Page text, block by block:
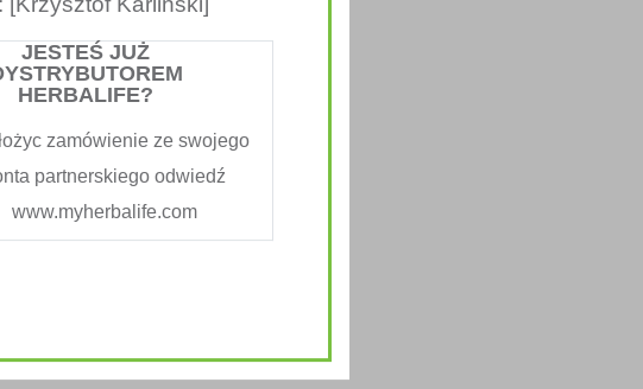
JESTEŚ JUŻ
HERBALIFE?
zamówienie ze swojego
partnerskiego odwiedź
www.myherbalife.com